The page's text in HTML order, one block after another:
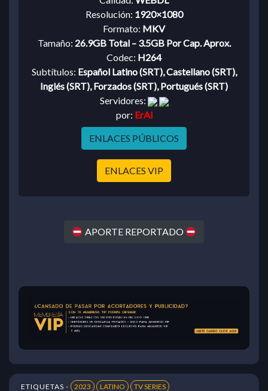
Resolución: 1920×1080
Formato: MKV
Tamaño: 26.9GB Total – 3.5GB Por Cap. Aprox.
Codec: H264
Subtítulos: Español Latino (SRT), Castellano (SRT),
Inglés (SRT), Forzados (SRT), Portugués (SRT)
Servidores:
por: ErAl
ENLACES PÚBLICOS
ENLACES VIP
APORTE REPORTADO
ETIQUETAS - 2023 LATINO TV SERIES